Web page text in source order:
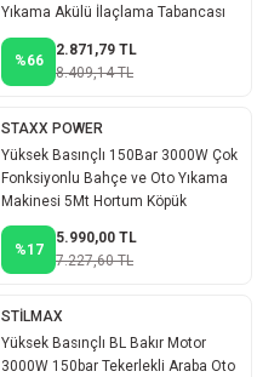
Yıkama Akülü İlaçlama Tabancası
%66
2.871,79 TL
8.409,14 TL
STAXX POWER
Yüksek Basınçlı 150Bar 3000W Çok
Fonksiyonlu Bahçe ve Oto Yıkama
Makinesi 5Mt Hortum Köpük
Tabanca
%17
5.990,00 TL
7.227,60 TL
STİLMAX
Yüksek Basınçlı BL Bakır Motor
3000W 150bar Tekerlekli Araba Oto